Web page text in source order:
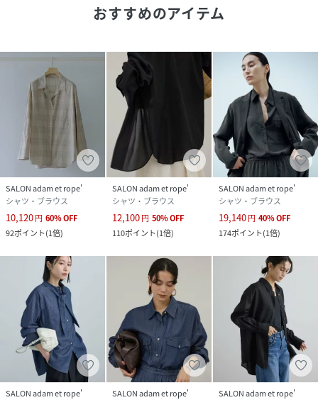
ポケット：あり
伸縮性：なし
生地の厚さ：薄手
-----------------------------
性別タイプ レディース
原産国
オフホワイト（15）：中国｜ベージュ（27）：
中国｜サックス（48）：中国
素材
オフホワイト（15）：コットン 100%｜ベージ
ュ（27）：コットン 100%｜サックス（48）：
コットン 100%
サイズ
クリーニング
オフホワイト（15）：手洗い・漂白、タンブル
乾燥、ドライクリーニング禁止
ベージュ（27）：手洗い・漂白、タンブル乾
燥、ドライクリーニング禁止
サックス（48）：手洗い・漂白、タンブル乾
燥、ドライクリーニング禁止
おすすめのアイテム
SALON adam et rope'
シャツ・ブラウス
10,120円 60%OFF
92ポイント(1倍)
SALON adam et rope'
シャツ・ブラウス
12,100円 50%OFF
110ポイント(1倍)
SALON adam et rope'
シャツ・ブラウス
19,140円 40%OFF
174ポイント(1倍)
SALON adam et rope'
SALON adam et rope'
SALON adam et rope'